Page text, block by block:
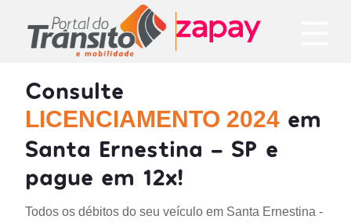
Consulte
LICENCIAMENTO 2024 em
Santa Ernestina - SP e
pague em 12x!
Todos os débitos do seu veículo em Santa Ernestina -